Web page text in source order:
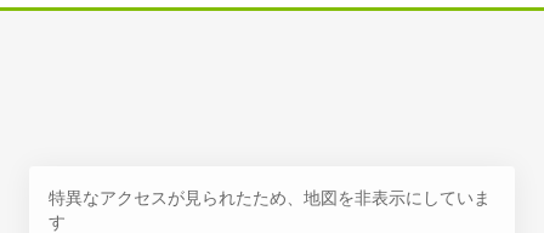
特異なアクセスが見られたため、地図を非表示にしていま
す